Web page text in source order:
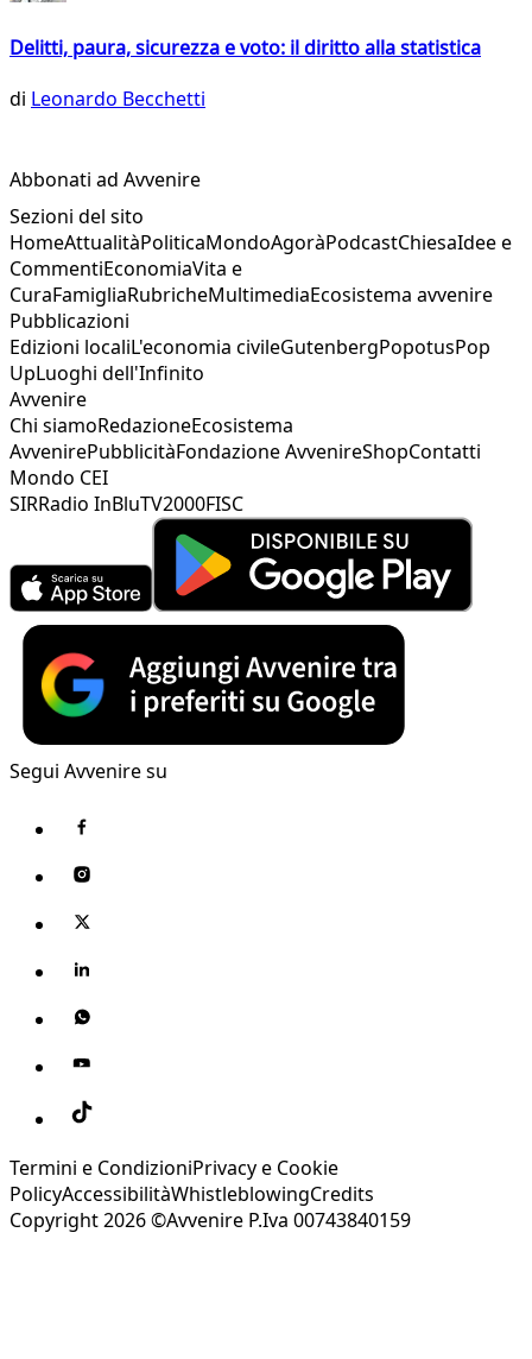
Delitti, paura, sicurezza e voto: il diritto alla statistica
di Leonardo Becchetti
Abbonati ad Avvenire
Sezioni del sito
HomeAttualitàPoliticaMondoAgoràPodcastChiesaIdee e
CommentiEconomiaVita e
CuraFamigliaRubricheMultimediaEcosistema avvenire
Pubblicazioni
Edizioni localiL'economia civileGutenbergPopotusPop
UpLuoghi dell'Infinito
Avvenire
Chi siamoRedazioneEcosistema
AvvenirePubblicitàFondazione AvvenireShopContatti
Mondo CEI
SIRRadio InBluTV2000FISC
Segui Avvenire su
Termini e CondizioniPrivacy e Cookie
PolicyAccessibilitàWhistleblowingCredits
Copyright 2026 ©Avvenire P.Iva 00743840159